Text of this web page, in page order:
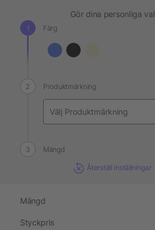
Gör dina personliga val
Färg
Produktmärkning
Mängd
Återställ inställningar
Mängd
Styckpris